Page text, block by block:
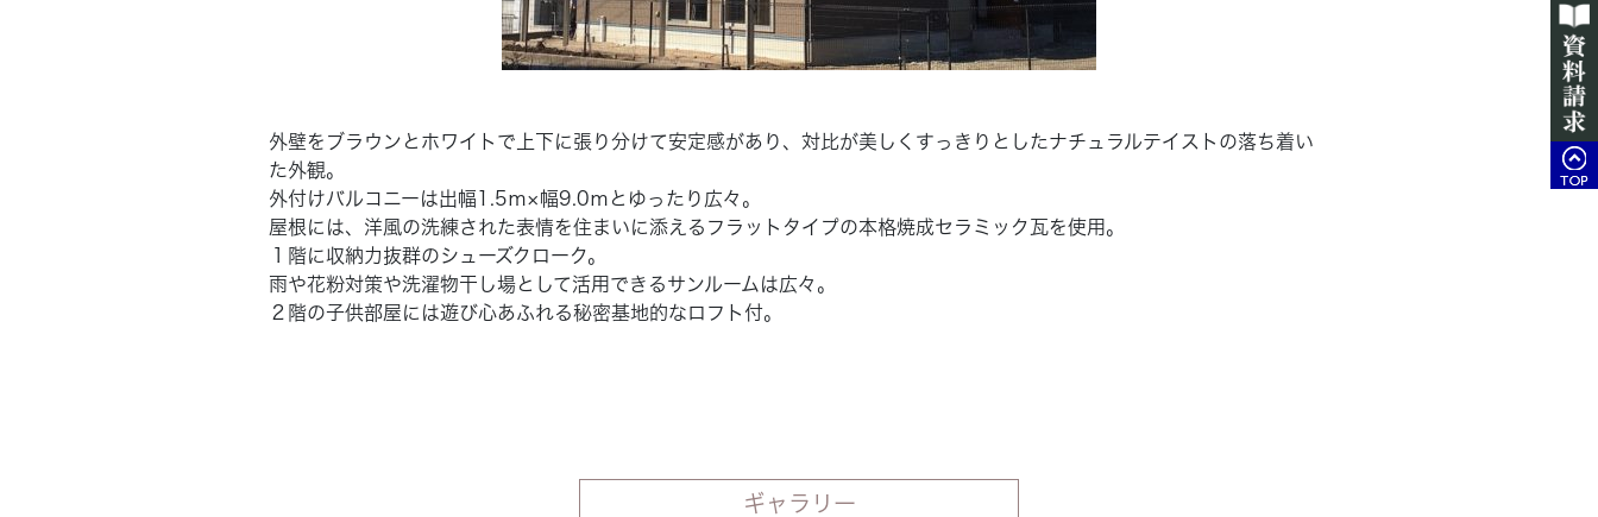
外壁をブラウンとホワイトで上下に張り分けて安定感があり、対比が美しくすっきりとしたナチュラルテイストの落ち着い
た外観。
外付けバルコニーは出幅1.5ｍ×幅9.0ｍとゆったり広々。
屋根には、洋風の洗練された表情を住まいに添えるフラットタイプの本格焼成セラミック瓦を使用。
１階に収納力抜群のシューズクローク。
雨や花粉対策や洗濯物干し場として活用できるサンルームは広々。
２階の子供部屋には遊び心あふれる秘密基地的なロフト付。
ギャラリー